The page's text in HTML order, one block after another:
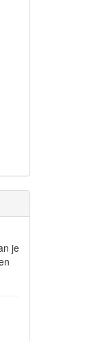
je